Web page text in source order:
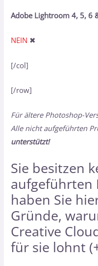
Adobe Lightroom 4, 5, 6
NEIN ✖
[/col]
[/row]
Für ältere Photoshop-
Alle nicht aufgeführten
unterstützt!
Sie besitzen
aufgeführten
haben Sie
Gründe,
Creative
für sie lohnt